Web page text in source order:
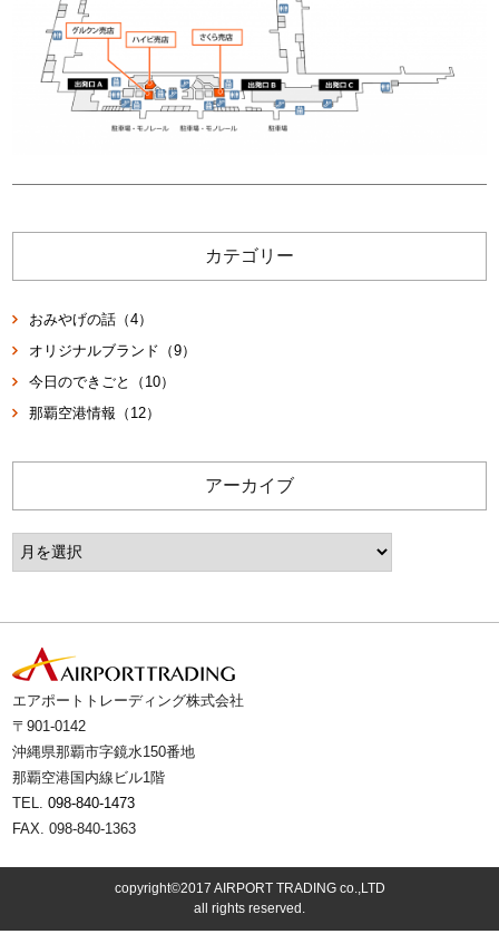
カテゴリー
おみやげの話（4）
オリジナルブランド（9）
今日のできごと（10）
那覇空港情報（12）
アーカイブ
エアポートトレーディング株式会社
〒901-0142
沖縄県那覇市字鏡水150番地
那覇空港国内線ビル1階
TEL.098-840-1473
FAX. 098-840-1363
copyright©2017 AIRPORT TRADING co.,LTD
all rights reserved.